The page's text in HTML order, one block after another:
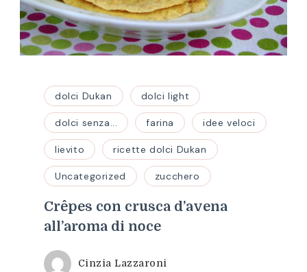
dolci Dukan dolci light
dolci senza... farina idee veloci
lievito ricette dolci Dukan
Uncategorized zucchero
Crêpes con crusca d’avena
all’aroma di noce
Cinzia Lazzaroni